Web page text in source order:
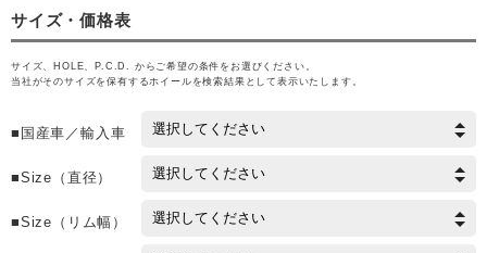
サイズ・価格表
サイズ、HOLE、P.C.D. からご希望の条件をお選びください。
当社がそのサイズを保有するホイールを検索結果として表示いたします。
■国産車／輸入車
■Size（直径）
■Size（リム幅）